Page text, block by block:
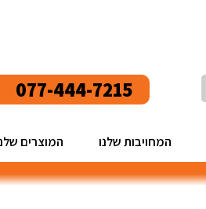
077-444-7215
המחויבות שלנו המוצרים